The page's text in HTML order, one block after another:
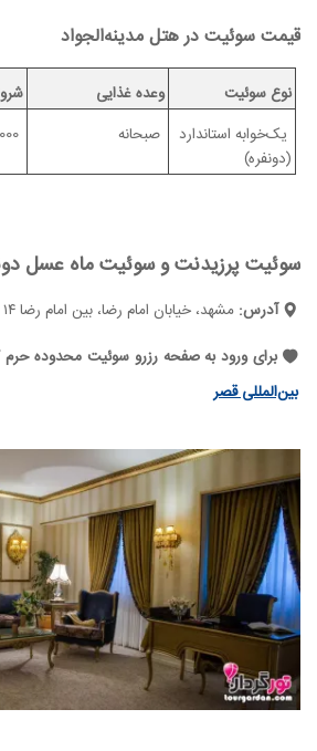
قیمت سوئیت در هتل مدینه‌الجواد
نوع سوئیت وعده غذایی
یک‌خوابه استاندارد
(دونفره)
صبحانه 5,400,000 تومان
سوئیت پرزیدنت و سوئیت ماه عسل
آدرس:مشهد، خیابان امام رضا، بین امام رضا ۱۴ و ۱۶
برای ورود به صفحه رزرو سوئیت محدوده
بین‌المللی قصر